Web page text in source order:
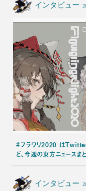
インタビュー
#フラワリ2020 はTwitter
ど、今週の東方ニュースま
インタビュー